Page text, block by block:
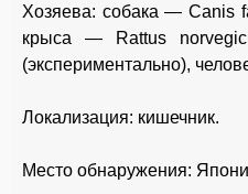
Хозяева: собака — Canis
крыса — Rattus
(экспериментально),
Локализация: кишечник.
Место обнаружения: